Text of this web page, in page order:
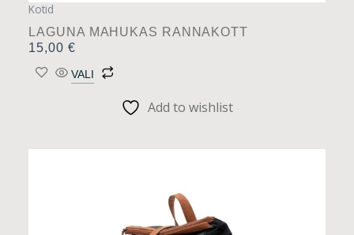
Kotid
LAGUNA MAHUKAS RANNAKOTT
15,00 €
VALI
Add to wishlist